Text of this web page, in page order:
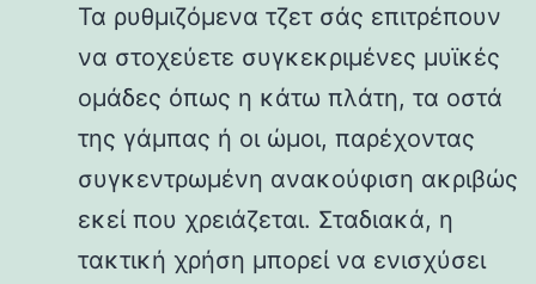
Τα ρυθμιζόμενα τζετ σάς επιτρέπουν
να στοχεύετε συγκεκριμένες μυϊκές
ομάδες όπως η κάτω πλάτη, τα οστά
της γάμπας ή οι ώμοι, παρέχοντας
συγκεντρωμένη ανακούφιση ακριβώς
εκεί που χρειάζεται. Σταδιακά, η
τακτική χρήση μπορεί να ενισχύσει